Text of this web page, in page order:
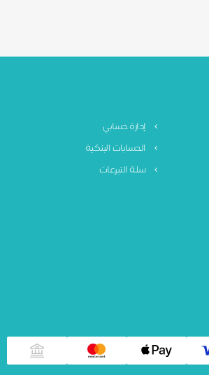
إدارة حسابي
الحسابات البنكية
سلة التبرعات